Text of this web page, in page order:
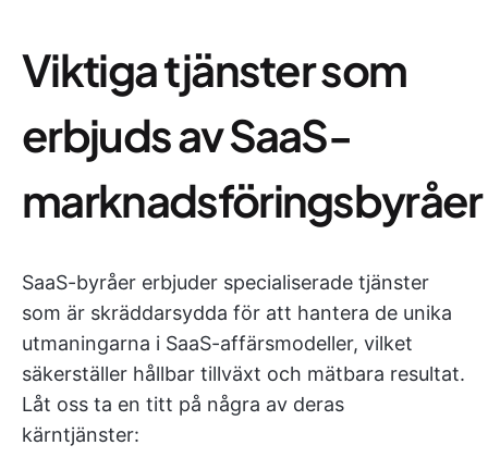
Viktiga tjänster som
erbjuds av SaaS-
marknadsföringsbyråer
SaaS-byråer erbjuder specialiserade tjänster
som är skräddarsydda för att hantera de unika
utmaningarna i SaaS-affärsmodeller, vilket
säkerställer hållbar tillväxt och mätbara resultat.
Låt oss ta en titt på några av deras
kärntjänster: